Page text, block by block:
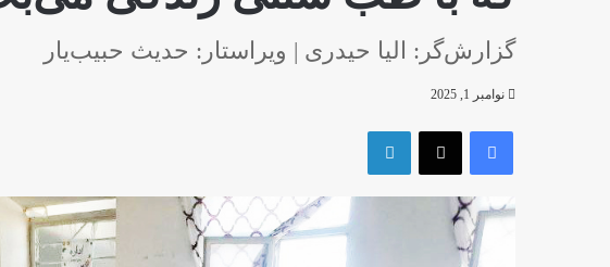
گزارش‌گر: الیا حیدری | ویراستار: حدیث حبیب‌یار
نوامبر 1, 2025
فیس بوک X لینکدین